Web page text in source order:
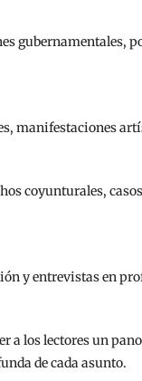
gubernamentales,
manifestaciones
coyunturales,
y entrevistas en
a los lectores un
de cada asunto.